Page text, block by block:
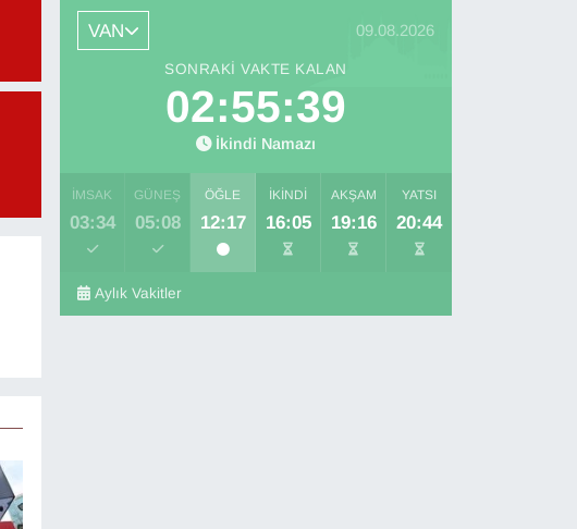
VAN 09.08.2026
SONRAKI VAKTE KALAN
02:55:38
İkindi Namazı
İMSAK
03:34
GÜNEŞ
05:08
ÖĞLE
12:17
İKINDI
16:05
AKŞAM
19:16
YATSI
20:44
Aylık Vakitler